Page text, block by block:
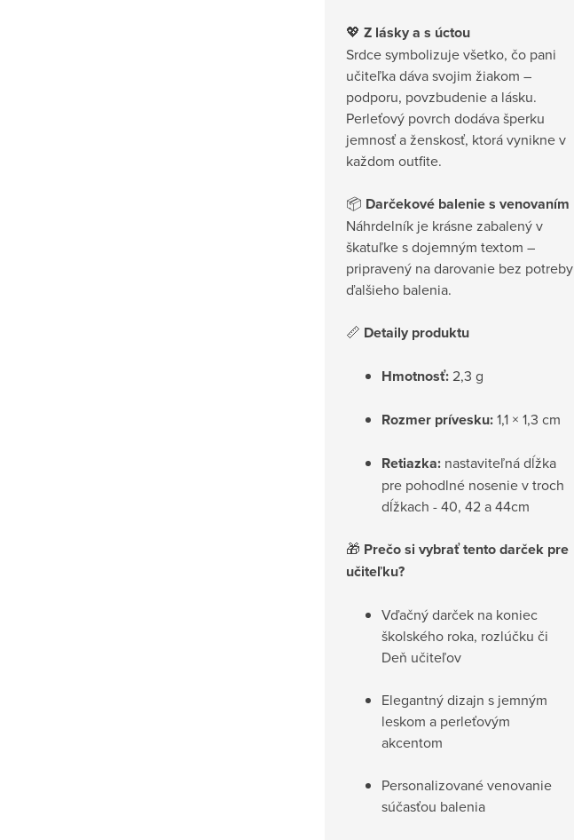
💖 Z lásky a s úctou
Srdce symbolizuje všetko, čo pani
učiteľka dáva svojim žiakom –
podporu, povzbudenie a lásku.
Perleťový povrch dodáva šperku
jemnosť a ženskosť, ktorá vynikne v
každom outfite.
📦 Darčekové balenie s venovaním
Náhrdelník je krásne zabalený v
škatuľke s dojemným textom –
pripravený na darovanie bez potreby
ďalšieho balenia.
📏 Detaily produktu
Hmotnosť:2,3 g
Rozmer prívesku:1,1 × 1,3 cm
Retiazka: nastaviteľná dĺžka
pre pohodlné nosenie v troch
dĺžkach - 40, 42 a 44cm
🎁 Prečo si vybrať tento darček pre
učiteľku?
Vďačný darček na koniec
školského roka, rozlúčku či
Deň učiteľov
Elegantný dizajn s jemným
leskom a perleťovým
akcentom
Personalizované venovanie
súčasťou balenia